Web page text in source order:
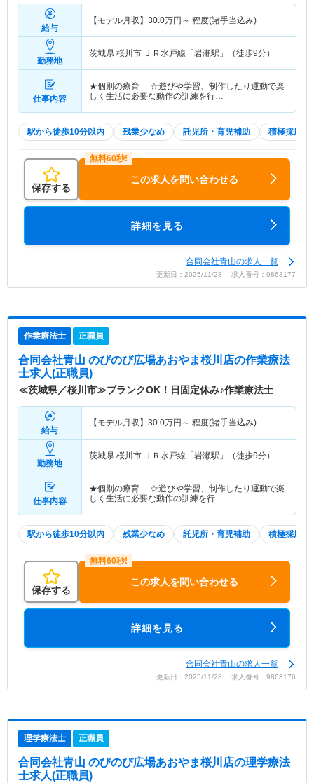
給与
【モデル月収】 30.0万円～ 程度(諸手当込み)
勤務地
茨城県 桜川市 ＪＲ水戸線「岩瀬駅」（徒歩9分）
仕事内容
★個別の療育 ☆遊びや学習、制作したり運動で楽
しく生活に必要な動作の訓練を行…
駅から徒歩10分以内 残業少なめ 託児所・育児補助 積極採用中
保存する
この求人を問い合わせる
詳細を見る
合同会社青山の求人一覧
更新日：2025/11/28 求人番号：9863177
作業療法士 正職員
合同会社青山 のびのび広場あおやま桜川店の作業療法
士求人(正職員)
≪茨城県／桜川市≫ブランクOK！日固定休み♪作業療法士
給与
【モデル月収】 30.0万円～ 程度(諸手当込み)
勤務地
茨城県 桜川市 ＪＲ水戸線「岩瀬駅」（徒歩9分）
仕事内容
★個別の療育 ☆遊びや学習、制作したり運動で楽
しく生活に必要な動作の訓練を行…
駅から徒歩10分以内 残業少なめ 託児所・育児補助 積極採用中
保存する
この求人を問い合わせる
詳細を見る
合同会社青山の求人一覧
更新日：2025/11/28 求人番号：9863176
理学療法士 正職員
合同会社青山 のびのび広場あおやま桜川店の理学療法
士求人(正職員)